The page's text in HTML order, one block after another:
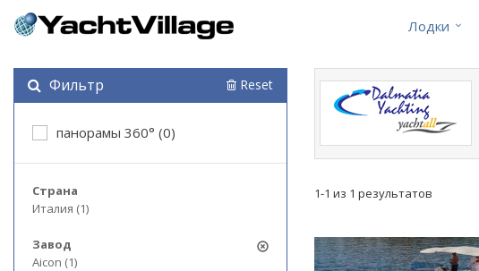
Лодки
Фильтр Reset
панорамы 360° (0)
Страна
Италия (1)
Завод
Aicon (1)
1-1 из 1 результатов